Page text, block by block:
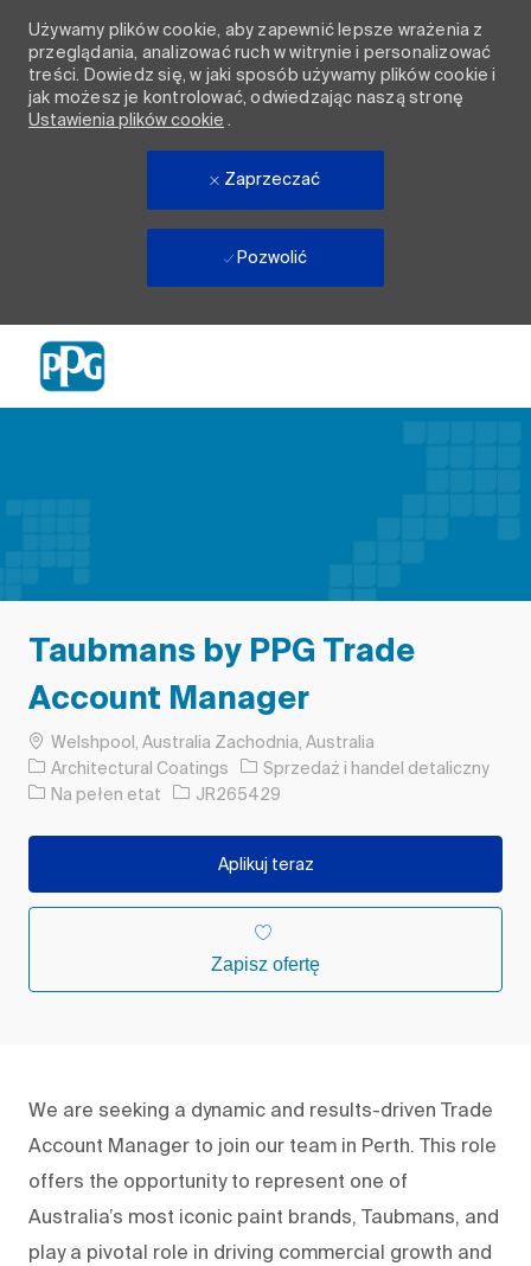
Używamy plików cookie, aby zapewnić lepsze wrażenia z
przeglądania, analizować ruch w witrynie i personalizować
treści. Dowiedz się, w jaki sposób używamy plików cookie i
jak możesz je kontrolować, odwiedzając naszą stronę
Ustawienia plików cookie .
Zaprzeczać
Pozwolić
Taubmans by PPG Trade
Account Manager
Lokalizacja
Welshpool, Australia Zachodnia, Australia
Architectural Coatings
Kategoria
Sprzedaż i handel detaliczny
Rodzaj pracy
Na pełen etat Identyfikator zadania
JR265429
Aplikuj teraz
Zapisz ofertę
We are seeking a dynamic and results-driven Trade
Account Manager to join our team in Perth. This role
offers the opportunity to represent one of
Australia’s most iconic paint brands, Taubmans, and
play a pivotal role in driving commercial growth and